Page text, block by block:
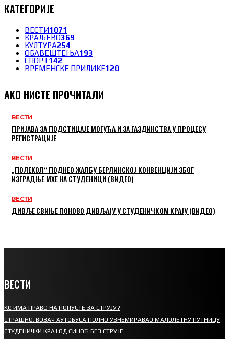
КАТЕГОРИЈЕ
ВЕСТИ1071
КРАЉЕВО369
КУЛТУРА254
ОБАВЕШТЕЊА193
СПОРТ142
ВРЕМЕНСКЕ ПРИЛИКЕ120
АКО НИСТЕ ПРОЧИТАЛИ
ВЕСТИ
ПРИЈАВА ЗА ПОДСТИЦАЈЕ МОГУЋА И ЗА ГАЗДИНСТВА У ПРОЦЕСУ
РЕГИСТРАЦИЈЕ
ВЕСТИ
„ПОЛЕКОЛ“ ПОДНЕО ЖАЛБУ БЕРЛИНСКОЈ КОНВЕНЦИЈИ ЗБОГ
ИЗГРАДЊЕ МХЕ НА СТУДЕНИЦИ (ВИДЕО)
ВЕСТИ
ДИВЉЕ СВИЊЕ ПОНОВО ДИВЉАЈУ У СТУДЕНИЧКОМ КРАЈУ (ВИДЕО)
ВЕСТИ
КО ИМА ПРАВО НА ПОПУСТЕ ЗА СТРУЈУ?
СТРАШНО: ВОЗАЧ АУТОБУСА ПОЛНО УЗНЕМИРАВАО МАЛОЛЕТНУ ПУТНИЦУ
СТУДЕНИЧКИ КРАЈ ОД СИНОЋ БЕЗ СТРУЈЕ